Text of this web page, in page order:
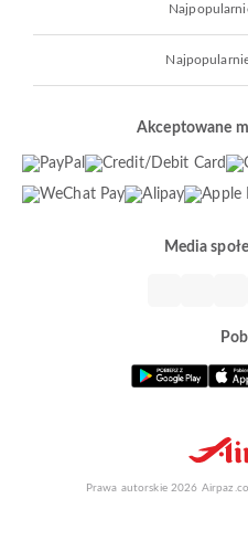
Akceptowane
Media
Prawa autorskie 2026